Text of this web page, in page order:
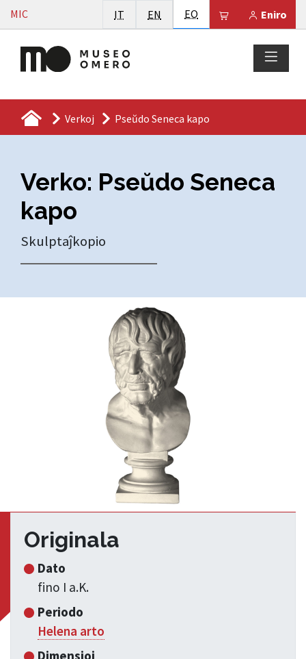
Vai al contenuto
MIC Eniro
Il tuo carrello
IT Italiano
EN English
EO Esperanto
Verkoj Pseŭdo Seneca kapo
Verko: Pseŭdo Seneca
kapo
Skulptaĵkopio
Originala
Dato
fino I a.K.
Periodo
Helena arto
Dimensioj